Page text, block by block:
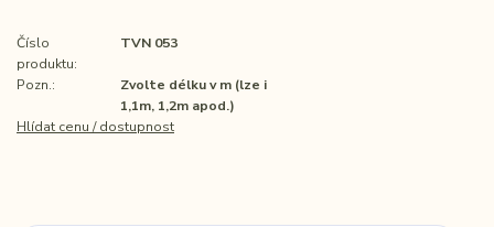
Číslo
produktu:
TVN 053
Pozn.:
Zvolte délku v m (lze i
1,1m, 1,2m apod.)
Hlídat cenu / dostupnost